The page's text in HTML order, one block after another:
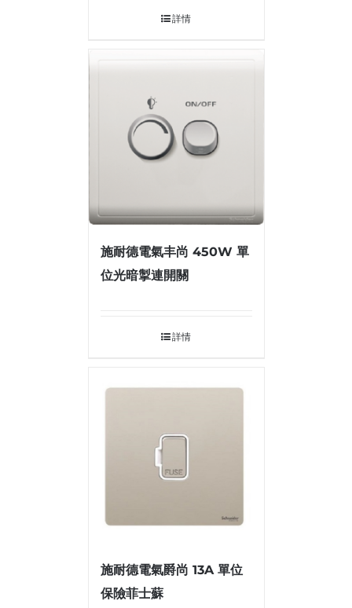
詳情
施耐德電氣丰尚 450W 單
位光暗掣連開關
詳情
施耐德電氣爵尚 13A 單位
保險菲士蘇